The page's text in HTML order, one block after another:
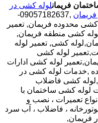
فریمانلوله کشی در
,09057182637-
کشی محدوده فریمان, تعمیر
کشی منطقه فریمان,
کشی, تعمیر لوله
لوله کشی
لوله کشی ادارات
,خدمات لوله کشی در
کشی فاضلاب
لوله کشی ساختمان با
تعمیرات ، نصب و
، فاضلاب ، آب سرد
فریمان,